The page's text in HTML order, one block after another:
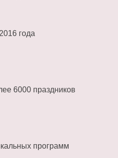
года
6000 праздников
программ